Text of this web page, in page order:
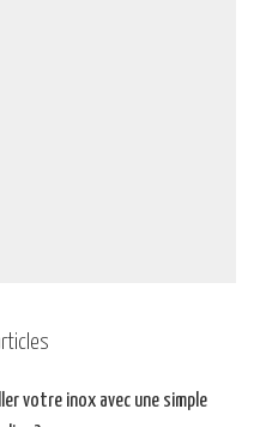
votre inox avec une simple